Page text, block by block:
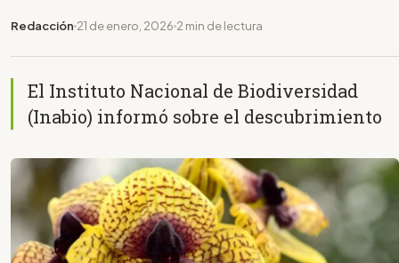
Redacción 21 de enero, 2026 2 min de lectura
El Instituto Nacional de Biodiversidad
(Inabio) informó sobre el descubrimiento